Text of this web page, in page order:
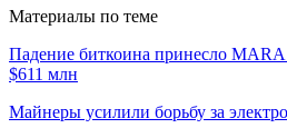
Материалы по теме
Падение биткоина принесло
$611 млн
Майнеры усилили борьбу за